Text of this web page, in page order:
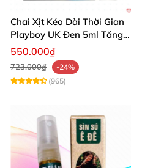
Chai Xịt Kéo Dài Thời Gian
Playboy UK Đen 5ml Tăng
Khoái Cảm
550.000₫
723.000₫
-24%
(965)